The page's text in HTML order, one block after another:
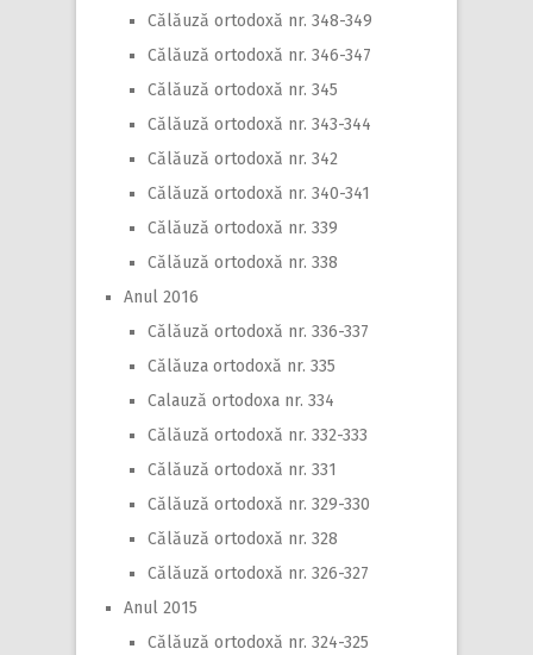
Călăuză ortodoxă nr. 348-349
Călăuză ortodoxă nr. 346-347
Călăuză ortodoxă nr. 345
Călăuză ortodoxă nr. 343-344
Călăuză ortodoxă nr. 342
Călăuză ortodoxă nr. 340-341
Călăuză ortodoxă nr. 339
Călăuză ortodoxă nr. 338
Anul 2016
Călăuză ortodoxă nr. 336-337
Călăuza ortodoxă nr. 335
Calauză ortodoxa nr. 334
Călăuză ortodoxă nr. 332-333
Călăuză ortodoxă nr. 331
Călăuză ortodoxă nr. 329-330
Călăuză ortodoxă nr. 328
Călăuză ortodoxă nr. 326-327
Anul 2015
Călăuză ortodoxă nr. 324-325